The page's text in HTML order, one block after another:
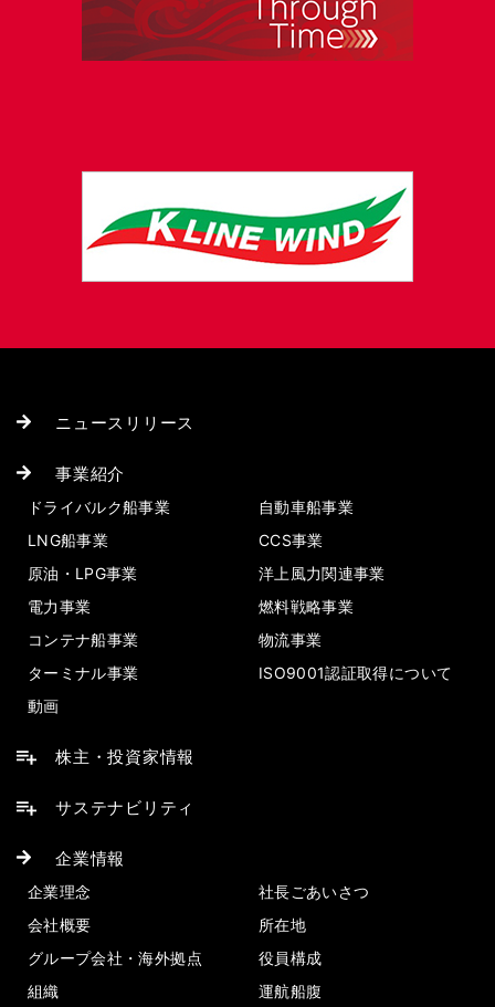
ニュースリリース
事業紹介
ドライバルク船事業
自動車船事業
LNG船事業
CCS事業
原油・LPG事業
洋上風力関連事業
電力事業
燃料戦略事業
コンテナ船事業
物流事業
ターミナル事業
ISO9001認証取得について
動画
株主・投資家情報
サステナビリティ
企業情報
企業理念
社長ごあいさつ
会社概要
所在地
グループ会社・海外拠点
役員構成
組織
運航船腹